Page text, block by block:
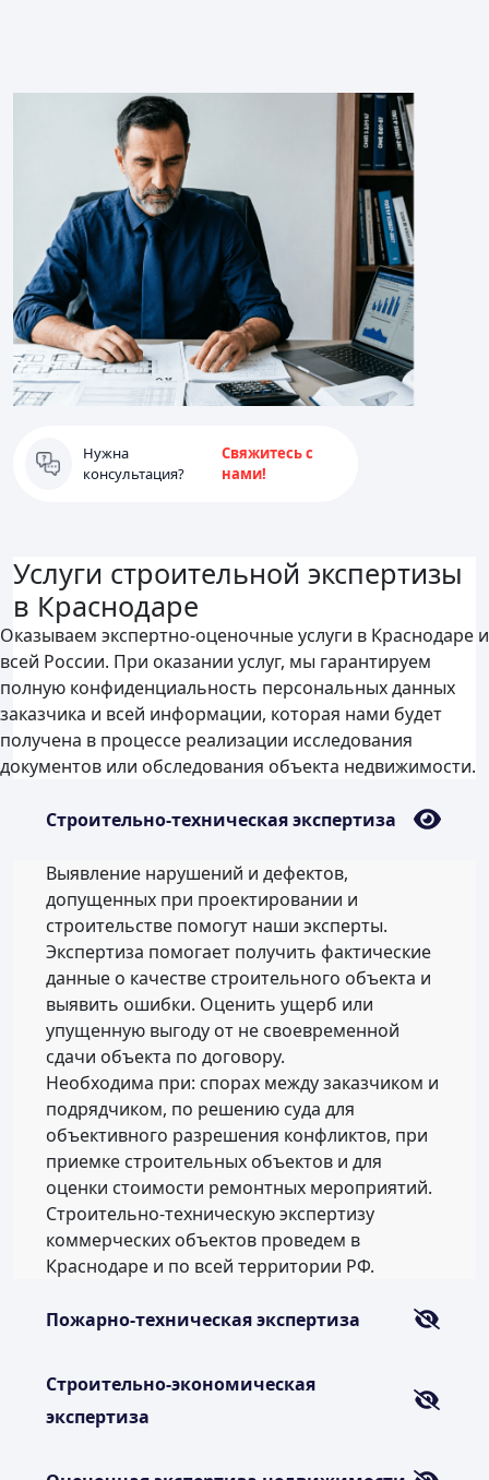
Нужна
консультация?
Свяжитесь с
нами!
Услуги строительной экспертизы
в Краснодаре
Оказываем экспертно-оценочные услуги в Краснодаре и
всей России. При оказании услуг, мы гарантируем
полную конфиденциальность персональных данных
заказчика и всей информации, которая нами будет
получена в процессе реализации исследования
документов или обследования объекта недвижимости.
Строительно-техническая экспертиза
Выявление нарушений и дефектов,
допущенных при проектировании и
строительстве помогут наши эксперты.
Экспертиза помогает получить фактические
данные о качестве строительного объекта и
выявить ошибки. Оценить ущерб или
упущенную выгоду от не своевременной
сдачи объекта по договору.
Необходима при: спорах между заказчиком и
подрядчиком, по решению суда для
объективного разрешения конфликтов, при
приемке строительных объектов и для
оценки стоимости ремонтных мероприятий.
Строительно-техническую экспертизу
коммерческих объектов проведем в
Краснодаре и по всей территории РФ.
Пожарно-техническая экспертиза
Строительно-экономическая
экспертиза